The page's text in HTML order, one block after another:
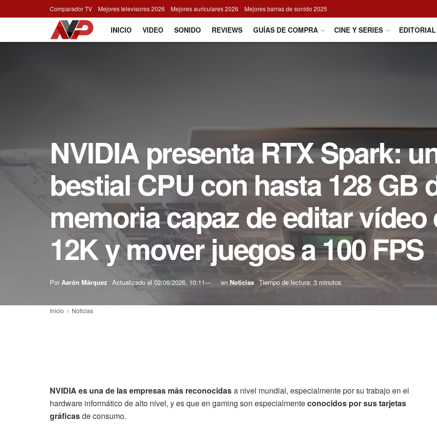
Comparador TV Mejores televisores 2026 Mejores auriculares 2026 Mejores barras de sonido 2025
INICIO VIDEO SONIDO REVIEWS GUÍAS DE COMPRA CINE Y SERIES EDITORIAL
NVIDIA presenta RTX Spark:
bestial CPU con hasta 128 GB
memoria capaz de editar vídeo
12K y mover juegos a 100 FPS
Por Aarón Márquez Actualizado el 02/06/2026, 10:11 en Noticias Tiempo de lectura: 3 minutos
Inicio Noticias
NVIDIA es una de las empresas más reconocidasa nivel mundial, especialmente por su trabajo en el
hardware informático de alto nivel, y es que en gaming son especialmenteconocidos por sus tarjetas
gráficasde consumo.